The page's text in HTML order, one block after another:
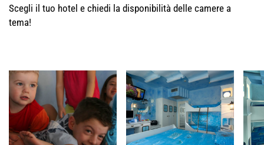
Scegli il tuo hotel e chiedi la disponibilità delle camere a
tema!